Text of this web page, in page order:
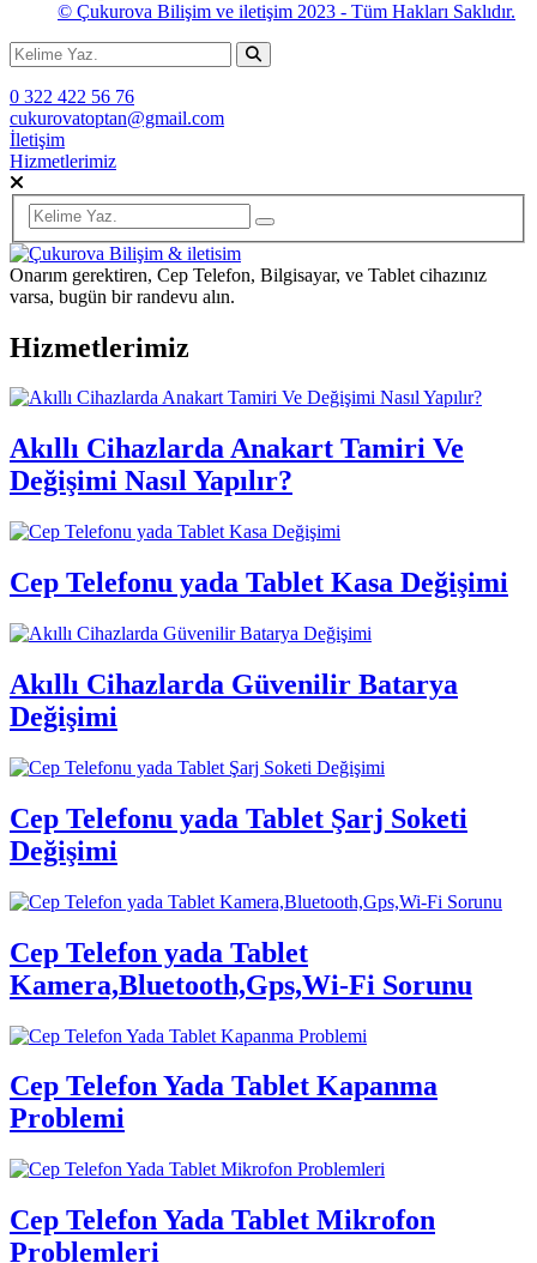
© Çukurova Bilişim ve iletişim 2023 - Tüm Hakları Saklıdır.
0 322 422 56 76
cukurovatoptan@gmail.com
İletişim
Hizmetlerimiz
Onarım gerektiren, Cep Telefon, Bilgisayar, ve Tablet cihazınız
varsa, bugün bir randevu alın.
Hizmetlerimiz
Akıllı Cihazlarda Anakart Tamiri Ve
Değişimi Nasıl Yapılır?
Cep Telefonu yada Tablet Kasa Değişimi
Akıllı Cihazlarda Güvenilir Batarya
Değişimi
Cep Telefonu yada Tablet Şarj Soketi
Değişimi
Cep Telefon yada Tablet
Kamera,Bluetooth,Gps,Wi-Fi Sorunu
Cep Telefon Yada Tablet Kapanma
Problemi
Cep Telefon Yada Tablet Mikrofon
Problemleri